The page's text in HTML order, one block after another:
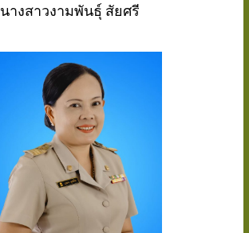
นางสาวงามพันธ์ุ สัยศรี